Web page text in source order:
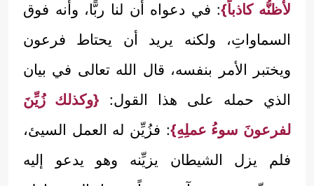
لأظنُّه كاذباً}: في دعواه أن لنا ربًّا، وأنه فوق
السماواتِ، ولكنه يريد أن يحتاط فرعون
ويختبر الأمر بنفسه، قال الله تعالى في بيان
الذي حمله على هذا القول: {وكذلك زُيِّنَ
لفرعونَ سوءُ عملِهِ}: فزُيِّن له العمل السيئ،
فلم يزل الشيطان يزيِّنه وهو يدعو إليه